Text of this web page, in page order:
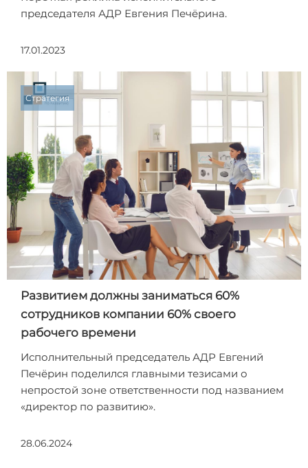
председателя АДР Евгения Печёрина.
17.01.2023
Стратегия
Развитием должны заниматься 60%
сотрудников компании 60% своего
рабочего времени
Исполнительный председатель АДР Евгений
Печёрин поделился главными тезисами о
непростой зоне ответственности под названием
«директор по развитию».
28.06.2024